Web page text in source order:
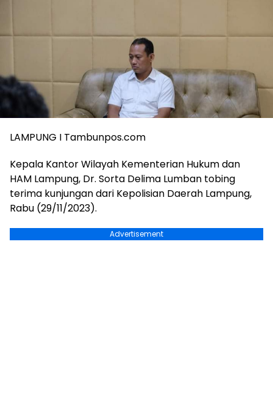
LAMPUNG I Tambunpos.com
Kepala Kantor Wilayah Kementerian Hukum dan
HAM Lampung, Dr. Sorta Delima Lumban tobing
terima kunjungan dari Kepolisian Daerah Lampung,
Rabu (29/11/2023).
Advertisement